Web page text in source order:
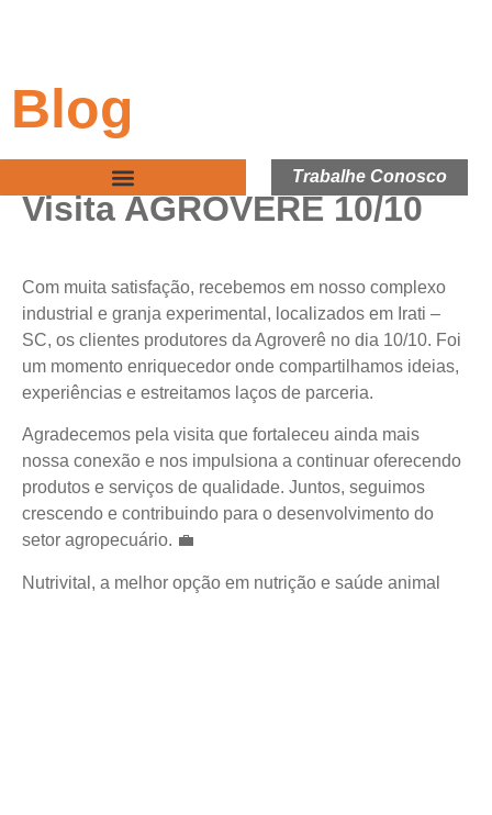
Trabalhe Conosco
Blog
Visita AGROVERÊ 10/10
Com muita satisfação, recebemos em nosso complexo
industrial e granja experimental, localizados em Irati –
SC, os clientes produtores da Agroverê no dia 10/10. Foi
um momento enriquecedor onde compartilhamos ideias,
experiências e estreitamos laços de parceria.
Agradecemos pela visita que fortaleceu ainda mais
nossa conexão e nos impulsiona a continuar oferecendo
produtos e serviços de qualidade. Juntos, seguimos
crescendo e contribuindo para o desenvolvimento do
setor agropecuário. 💼
Nutrivital, a melhor opção em nutrição e saúde animal